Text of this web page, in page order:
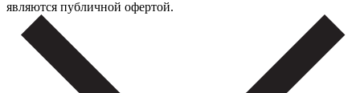
являются публичной офертой.